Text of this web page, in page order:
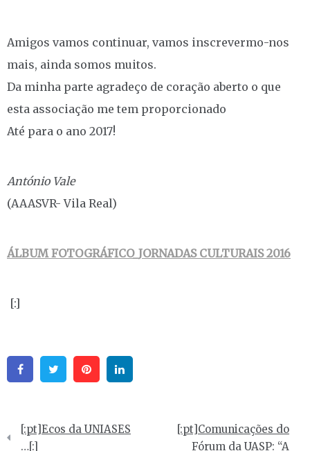
Amigos vamos continuar, vamos inscrevermo-nos
mais, ainda somos muitos.
Da minha parte agradeço de coração aberto o que
esta associação me tem proporcionado
Até para o ano 2017!
António Vale
(AAASVR- Vila Real)
ÁLBUM FOTOGRÁFICO_JORNADAS CULTURAIS 2016
[:]
FacebookTwitter Pinterest
Navegação
[:pt]Ecos da UNIASES
…[:]
[:pt]Comunicações do
Fórum da UASP: “A